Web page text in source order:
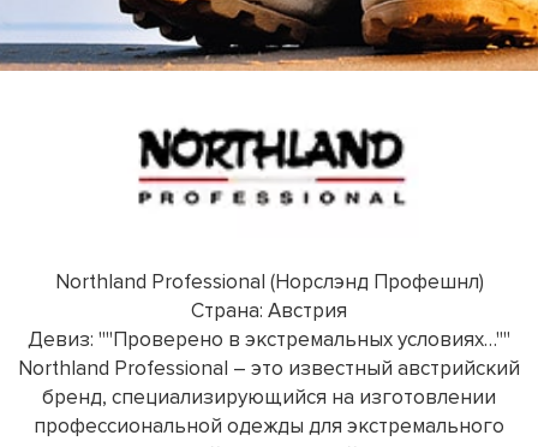
Northland Professional (Норслэнд Профешнл)
Страна: Австрия
Девиз: ""Проверено в экстремальных условиях…""
Northland Professional – это известный австрийский
бренд, специализирующийся на изготовлении
профессиональной одежды для экстремального